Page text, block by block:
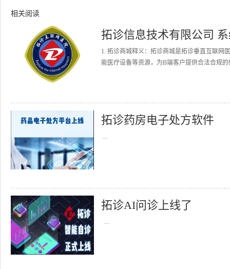
相关阅读
拓诊信息技术有限公司
1. 拓诊商城释义：拓诊商城是拓诊垂直互联网
能医疗设备等资源，为B端客户提供合法合规
拓诊药房电子处方软件
...
拓诊AI问诊上线了
...